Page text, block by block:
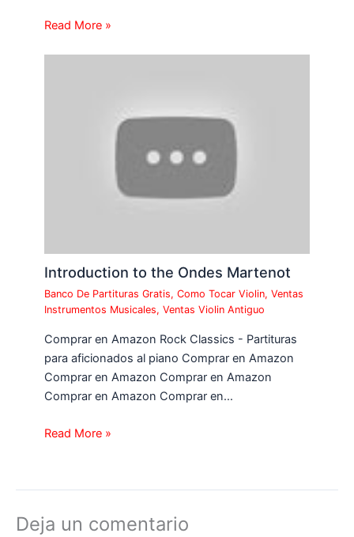
Read More »
Introduction to the Ondes Martenot
Banco De Partituras Gratis,Como Tocar Violin,Ventas
Instrumentos Musicales,Ventas Violin Antiguo
Comprar en Amazon Rock Classics - Partituras
para aficionados al piano Comprar en Amazon
Comprar en Amazon Comprar en Amazon
Comprar en Amazon Comprar en…
Read More »
Deja un comentario